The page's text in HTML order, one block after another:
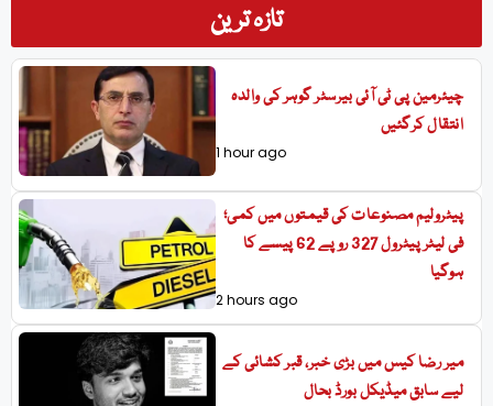
تازہ ترین
چیئرمین پی ٹی آئی بیرسٹر گوہر کی والدہ
انتقال کرگئیں
1 hour ago
پیٹرولیم مصنوعات کی قیمتوں میں کمی؛
فی لیٹر پیٹرول 327 روپے 62 پیسے کا
ہوگیا
2 hours ago
میر رضا کیس میں بڑی خبر، قبر کشائی کے
لیے سابق میڈیکل بورڈ بحال